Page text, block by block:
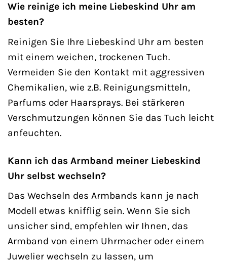
Wie reinige ich meine Liebeskind Uhr am
besten?
Reinigen Sie Ihre Liebeskind Uhr am besten
mit einem weichen, trockenen Tuch.
Vermeiden Sie den Kontakt mit aggressiven
Chemikalien, wie z.B. Reinigungsmitteln,
Parfums oder Haarsprays. Bei stärkeren
Verschmutzungen können Sie das Tuch leicht
anfeuchten.
Kann ich das Armband meiner Liebeskind
Uhr selbst wechseln?
Das Wechseln des Armbands kann je nach
Modell etwas knifflig sein. Wenn Sie sich
unsicher sind, empfehlen wir Ihnen, das
Armband von einem Uhrmacher oder einem
Juwelier wechseln zu lassen, um